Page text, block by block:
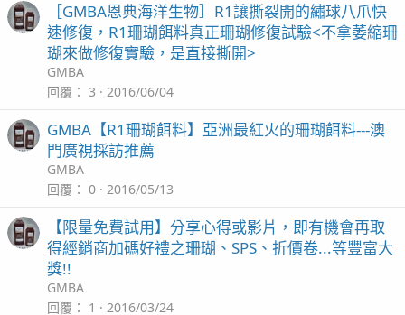
［GMBA恩典海洋生物］R1讓撕裂開的繡球八爪快
速修復，R1珊瑚餌料真正珊瑚修復試驗<不拿萎縮珊
瑚來做修復實驗，是直接撕開>
GMBA
回覆
3 2016/06/04
GMBA【R1珊瑚餌料】亞洲最紅火的珊瑚餌料---澳
門廣視採訪推薦
GMBA
回覆
0 2016/05/13
【限量免費試用】分享心得或影片，即有機會再取
得經銷商加碼好禮之珊瑚、SPS、折價卷...等豐富大
獎!!
GMBA
回覆
1 2016/03/24